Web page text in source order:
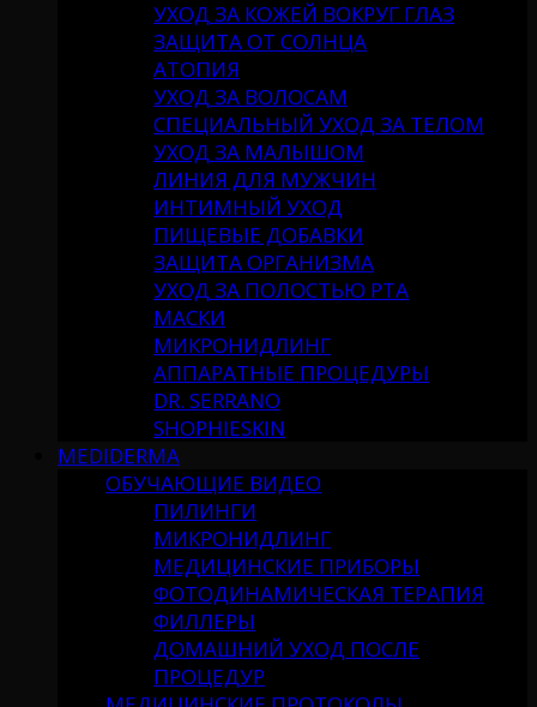
УХОД ЗА КОЖЕЙ ВОКРУГ ГЛАЗ
ЗАЩИТА ОТ СОЛНЦА
АТОПИЯ
УХОД ЗА ВОЛОСАМ
СПЕЦИАЛЬНЫЙ УХОД ЗА ТЕЛОМ
УХОД ЗА МАЛЫШОМ
ЛИНИЯ ДЛЯ МУЖЧИН
ИНТИМНЫЙ УХОД
ПИЩЕВЫЕ ДОБАВКИ
ЗАЩИТА ОРГАНИЗМА
УХОД ЗА ПОЛОСТЬЮ РТА
МАСКИ
МИКРОНИДЛИНГ
АППАРАТНЫЕ ПРОЦЕДУРЫ
DR. SERRANO
SHOPHIESKIN
MEDIDERMA
ОБУЧАЮЩИЕ ВИДЕО
ПИЛИНГИ
МИКРОНИДЛИНГ
МЕДИЦИНСКИЕ ПРИБОРЫ
ФОТОДИНАМИЧЕСКАЯ ТЕРАПИЯ
ФИЛЛЕРЫ
ДОМАШНИЙ УХОД ПОСЛЕ
ПРОЦЕДУР